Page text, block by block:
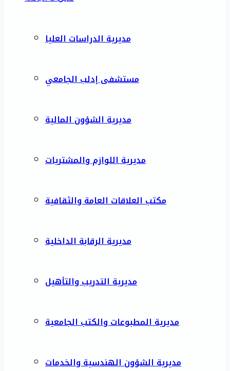
مديرية الدراسات العليا
مستشفى إدلب الجامعي
مديرية الشؤون المالية
مديرية اللوازم والمشتريات
مكتب العلاقات العامة والثقافية
مديرية الرقابة الداخلية
مديرية التدريب والتأهيل
مديرية المطبوعات والكتب الجامعية
مديرية الشؤون الهندسية والخدمات